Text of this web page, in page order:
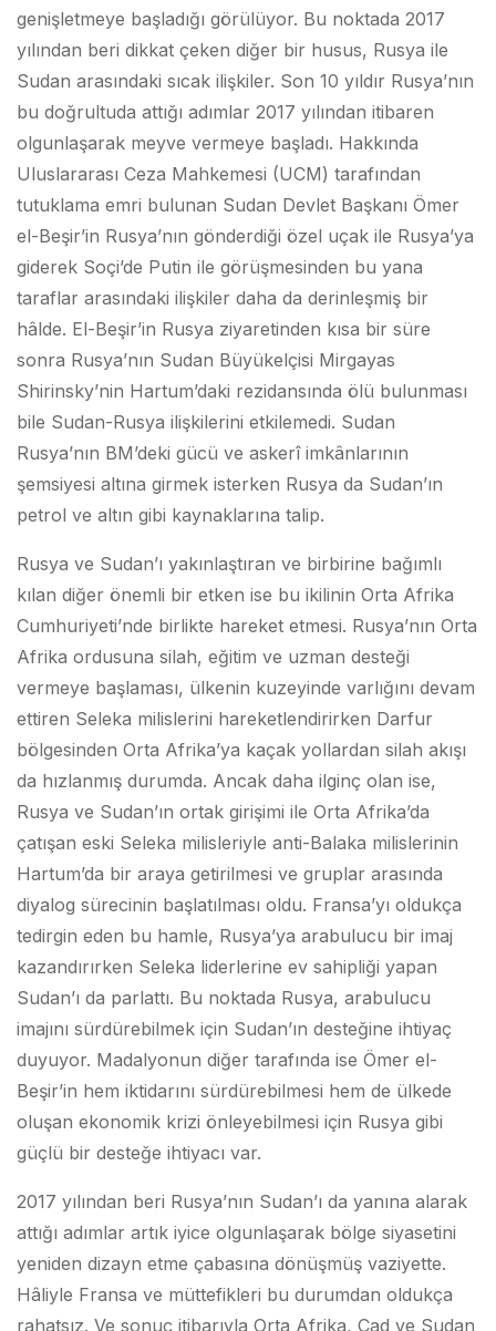
genişletmeye başladığı görülüyor. Bu noktada 2017
yılından beri dikkat çeken diğer bir husus, Rusya ile
Sudan arasındaki sıcak ilişkiler. Son 10 yıldır Rusya’nın
bu doğrultuda attığı adımlar 2017 yılından itibaren
olgunlaşarak meyve vermeye başladı. Hakkında
Uluslararası Ceza Mahkemesi (UCM) tarafından
tutuklama emri bulunan Sudan Devlet Başkanı Ömer
el-Beşir’in Rusya’nın gönderdiği özel uçak ile Rusya’ya
giderek Soçi’de Putin ile görüşmesinden bu yana
taraflar arasındaki ilişkiler daha da derinleşmiş bir
hâlde. El-Beşir’in Rusya ziyaretinden kısa bir süre
sonra Rusya’nın Sudan Büyükelçisi Mirgayas
Shirinsky’nin Hartum’daki rezidansında ölü bulunması
bile Sudan-Rusya ilişkilerini etkilemedi. Sudan
Rusya’nın BM’deki gücü ve askerî imkânlarının
şemsiyesi altına girmek isterken Rusya da Sudan’ın
petrol ve altın gibi kaynaklarına talip.
Rusya ve Sudan’ı yakınlaştıran ve birbirine bağımlı
kılan diğer önemli bir etken ise bu ikilinin Orta Afrika
Cumhuriyeti’nde birlikte hareket etmesi. Rusya’nın Orta
Afrika ordusuna silah, eğitim ve uzman desteği
vermeye başlaması, ülkenin kuzeyinde varlığını devam
ettiren Seleka milislerini hareketlendirirken Darfur
bölgesinden Orta Afrika’ya kaçak yollardan silah akışı
da hızlanmış durumda. Ancak daha ilginç olan ise,
Rusya ve Sudan’ın ortak girişimi ile Orta Afrika’da
çatışan eski Seleka milisleriyle anti-Balaka milislerinin
Hartum’da bir araya getirilmesi ve gruplar arasında
diyalog sürecinin başlatılması oldu. Fransa’yı oldukça
tedirgin eden bu hamle, Rusya’ya arabulucu bir imaj
kazandırırken Seleka liderlerine ev sahipliği yapan
Sudan’ı da parlattı. Bu noktada Rusya, arabulucu
imajını sürdürebilmek için Sudan’ın desteğine ihtiyaç
duyuyor. Madalyonun diğer tarafında ise Ömer el-
Beşir’in hem iktidarını sürdürebilmesi hem de ülkede
oluşan ekonomik krizi önleyebilmesi için Rusya gibi
güçlü bir desteğe ihtiyacı var.
2017 yılından beri Rusya’nın Sudan’ı da yanına alarak
attığı adımlar artık iyice olgunlaşarak bölge siyasetini
yeniden dizayn etme çabasına dönüşmüş vaziyette.
Hâliyle Fransa ve müttefikleri bu durumdan oldukça
rahatsız. Ve sonuç itibarıyla Orta Afrika, Çad ve Sudan